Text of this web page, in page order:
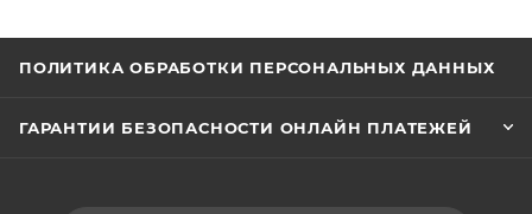
ПОЛИТИКА ОБРАБОТКИ ПЕРСОНАЛЬНЫХ ДАННЫХ
ГАРАНТИИ БЕЗОПАСНОСТИ ОНЛАЙН ПЛАТЕЖЕЙ